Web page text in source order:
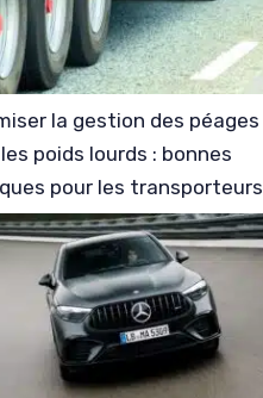
la gestion des péages
poids lourds : bonnes
pour les transporteurs